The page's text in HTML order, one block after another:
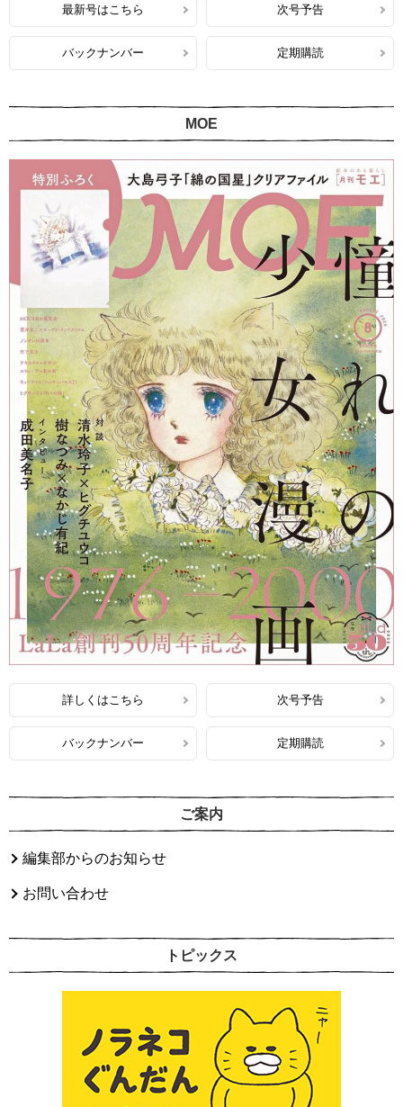
最新号はこちら 次号予告
バックナンバー 定期購読
MOE
詳しくはこちら 次号予告
バックナンバー 定期購読
ご案内
編集部からのお知らせ
お問い合わせ
トピックス